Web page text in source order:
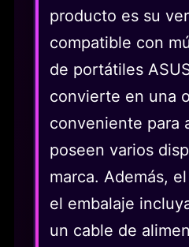
producto es su
compatible con
de portátiles
convierte en una
conveniente para
poseen varios
marca. Además,
el embalaje
un cable de